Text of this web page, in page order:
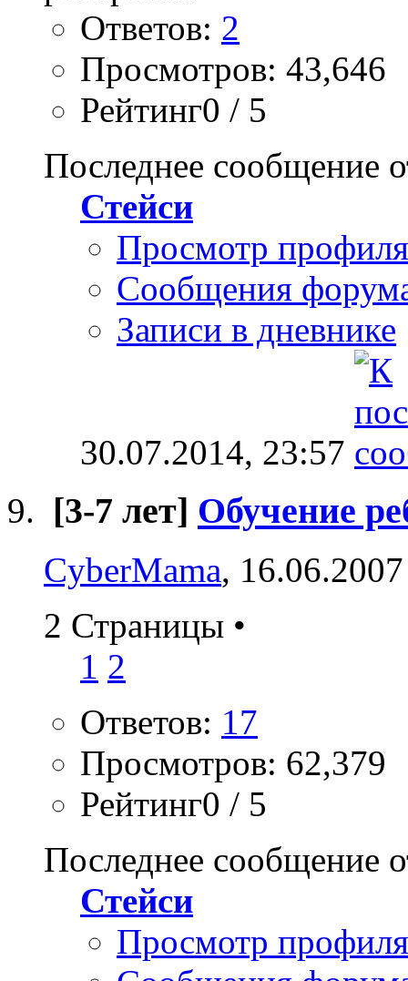
Ответов: 2
Просмотров: 43,646
Рейтинг0 / 5
Последнее сообщение
Стейси
Просмотр профиля
Сообщения
Записи в дневнике
30.07.2014, 23:57
[3-7 лет] Обучение
CyberMama,
2 Страницы •
1 2
Ответов: 17
Просмотров: 62,379
Рейтинг0 / 5
Последнее сообщение
Стейси
Просмотр профиля